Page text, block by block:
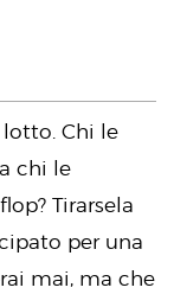
Chi le
chi le
Tirarsela
per una
mai, ma che